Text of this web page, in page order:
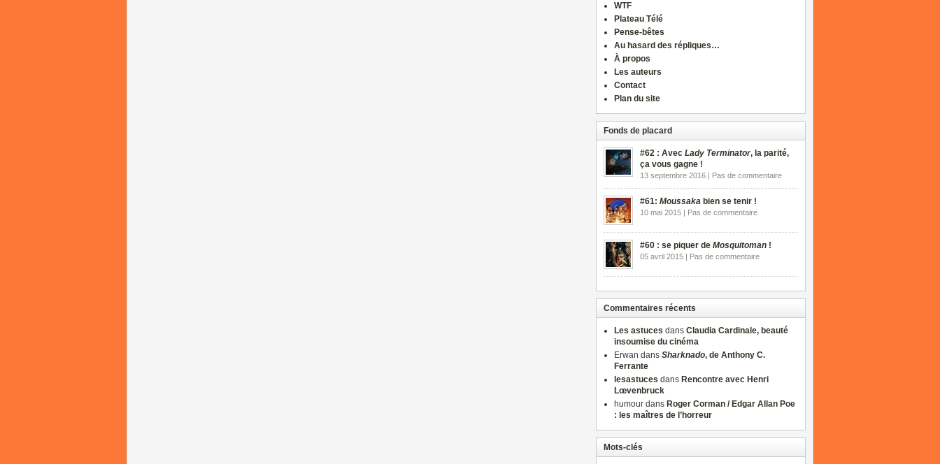
WTF
Plateau Télé
Pense-bêtes
Au hasard des répliques…
À propos
Les auteurs
Contact
Plan du site
Fonds de placard
#62 : Avec Lady Terminator, la parité,
ça vous gagne !
13 septembre 2016 | Pas de commentaire
#61: Moussaka bien se tenir !
10 mai 2015 | Pas de commentaire
#60 : se piquer de Mosquitoman !
05 avril 2015 | Pas de commentaire
Commentaires récents
Les astuces dans Claudia Cardinale, beauté
insoumise du cinéma
Erwan dans Sharknado, de Anthony C.
Ferrante
lesastuces dans Rencontre avec Henri
Lœvenbruck
humour dans Roger Corman / Edgar Allan Poe
: les maîtres de l’horreur
Mots-clés